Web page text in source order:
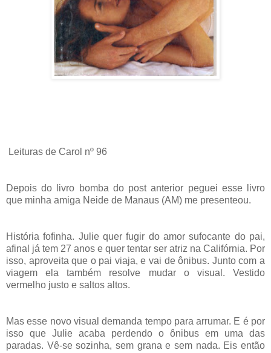
Leituras de Carol nº 96
Depois do livro bomba do post anterior peguei esse livro
que minha amiga Neide de Manaus (AM) me presenteou.
História fofinha. Julie quer fugir do amor sufocante do pai,
afinal já tem 27 anos e quer tentar ser atriz na Califórnia. Por
isso, aproveita que o pai viaja, e vai de ônibus. Junto com a
viagem ela também resolve mudar o visual. Vestido
vermelho justo e saltos altos.
Mas esse novo visual demanda tempo para arrumar. E é por
isso que Julie acaba perdendo o ônibus em uma das
paradas. Vê-se sozinha, sem grana e sem nada. Eis então